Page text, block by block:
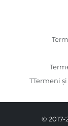
TTermeni
©